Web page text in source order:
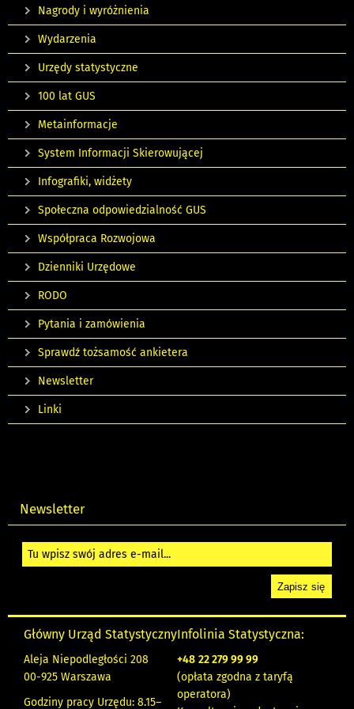
Nagrody i wyróżnienia
Wydarzenia
Urzędy statystyczne
100 lat GUS
Metainformacje
System Informacji Skierowującej
Infografiki, widżety
Społeczna odpowiedzialność GUS
Współpraca Rozwojowa
Dzienniki Urzędowe
RODO
Pytania i zamówienia
Sprawdź tożsamość ankietera
Newsletter
Linki
Newsletter
Główny Urząd Statystyczny
Aleja Niepodległości 208
00-925 Warszawa
Godziny pracy Urzędu: 8.15–
Infolinia Statystyczna:
+48 22 279 99 99
(opłata zgodna z taryfą
operatora)